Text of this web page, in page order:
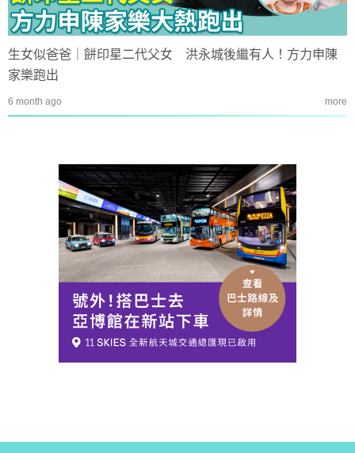
生女似爸爸｜餅印星二代父女 洪永城後繼有人！方力申陳
家樂跑出
6 month ago more